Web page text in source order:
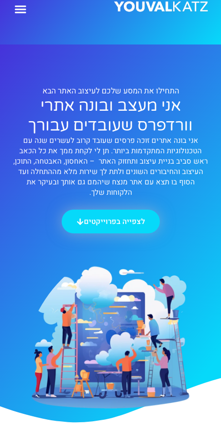
דילוג
התחילו את המסע שלכם לעיצוב האתר הבא
אני מעצב ובונה אתרי
וורדפרס שעובדים עבורך
אני בונה אתרים זוכה פרסים שעובד קרוב לעשרים שנה עם
הטכנולוגיות המתקדמות ביותר. תן לי לקחת ממך את כל הכאב
ראש סביב בניית עיצוב ותחזוק האתר – האחסון, האבטחה, התוכן,
העיצוב והחיבורים השונים ולתת לך שירות מלא מההתחלה ועד
הסוף בו תצא עם אתר מנצח שיהמם גם אותך ובעיקר את
הלקוחות שלך.
לצפייה בפרוייקטים